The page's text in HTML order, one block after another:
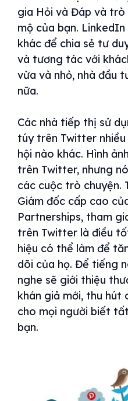
gia Hỏi và Đáp và trò
mộ của bạn.
khác để chia sẻ tư
và tương tác với
vừa và nhỏ, nhà đầu
nữa.
Các nhà tiếp thị sử
túy trên Twitter
hội nào khác. Hình
trên Twitter, nhưng
các cuộc trò chuyện.
Giám đốc cấp cao
Partnerships, tham
trên Twitter là điều
hiệu có thể làm để
dõi của họ. Để tiếng
nghe sẽ giới thiệu
khán giả mới, thu hút
cho mọi người biết
bạn.